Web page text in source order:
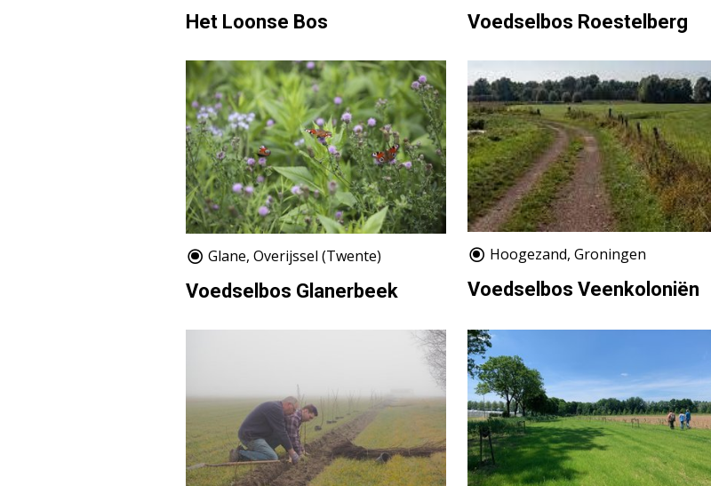
Het Loonse Bos Voedselbos Roestelberg
Glane, Overijssel (Twente)
Voedselbos Glanerbeek
Hoogezand, Groningen
Voedselbos Veenkoloniën